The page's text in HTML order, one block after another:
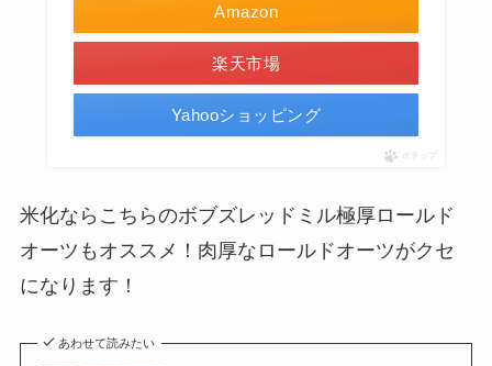
Amazon
楽天市場
Yahooショッピング
ポチップ
米化ならこちらのボブズレッドミル極厚ロールド
オーツもオススメ！肉厚なロールドオーツがクセ
になります！
あわせて読みたい